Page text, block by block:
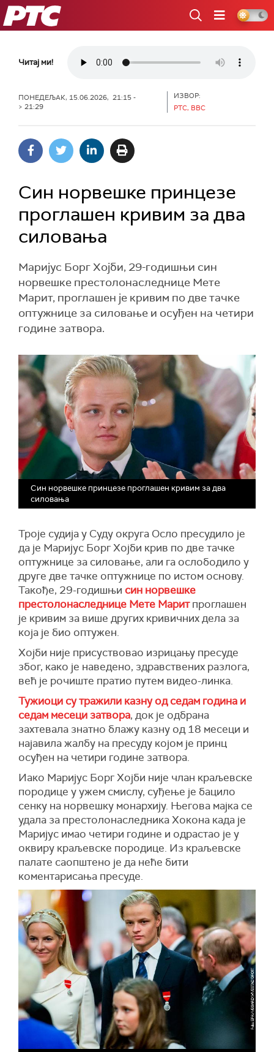
РТС
Читај ми!
ПОНЕДЕЉАК, 15.06.2026, 21:15 -
> 21:29
ИЗВОР:
РТС, BBC
Син норвешке принцезе
проглашен кривим за два
силовања
Маријус Борг Хојби, 29-годишњи син
норвешке престолонаследнице Мете
Марит, проглашен је кривим по две тачке
оптужнице за силовање и осуђен на четири
године затвора.
Син норвешке принцезе проглашен кривим за два
силовања
Троје судија у Суду округа Осло пресудило је
да је Маријус Борг Хојби крив по две тачке
оптужнице за силовање, али га ослободило у
друге две тачке оптужнице по истом основу.
Такође, 29-годишњи син норвешке
престолонаследнице Мете Маритпроглашен
је кривим за више других кривичних дела за
која је био оптужен.
Хојби није присуствовао изрицању пресуде
због, како је наведено, здравствених разлога,
већ је рочиште пратио путем видео-линка.
Тужиоци су тражили казну од седам година и
седам месеци затвора, док је одбрана
захтевала знатно блажу казну од 18 месеци и
најавила жалбу на пресуду којом је принц
осуђен на четири године затвора.
Иако Маријус Борг Хојби није члан краљевске
породице у ужем смислу, суђење је бацило
сенку на норвешку монархију. Његова мајка се
удала за престолонаследника Хокона када је
Маријус имао четири године и одрастао је у
оквиру краљевске породице. Из краљевске
палате саопштено је да неће бити
коментарисања пресуде.